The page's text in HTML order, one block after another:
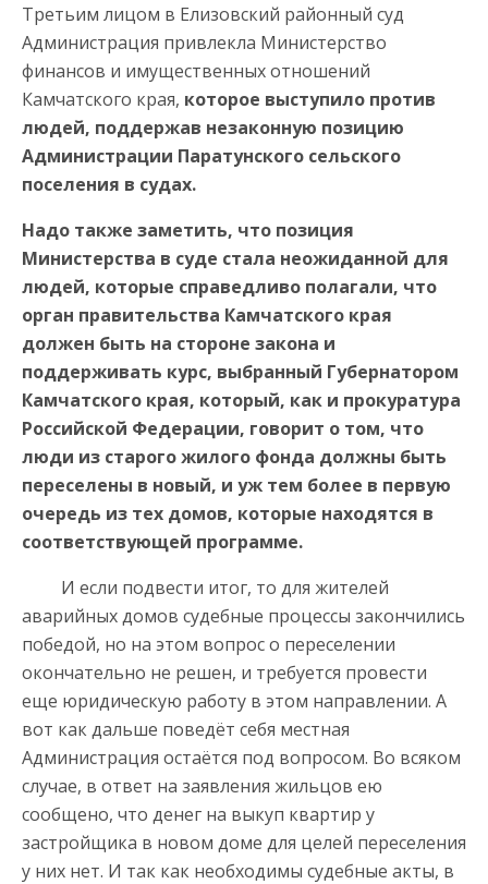
Третьим лицом в Елизовский районный суд
Администрация привлекла Министерство
финансов и имущественных отношений
Камчатского края, которое выступило против
людей, поддержав незаконную позицию
Администрации Паратунского сельского
поселения в судах.
Надо также заметить, что позиция
Министерства в суде стала неожиданной для
людей, которые справедливо полагали, что
орган правительства Камчатского края
должен быть на стороне закона и
поддерживать курс, выбранный Губернатором
Камчатского края, который, как и прокуратура
Российской Федерации, говорит о том, что
люди из старого жилого фонда должны быть
переселены в новый, и уж тем более в первую
очередь из тех домов, которые находятся в
соответствующей программе.
И если подвести итог, то для жителей
аварийных домов судебные процессы закончились
победой, но на этом вопрос о переселении
окончательно не решен, и требуется провести
еще юридическую работу в этом направлении. А
вот как дальше поведёт себя местная
Администрация остаётся под вопросом. Во всяком
случае, в ответ на заявления жильцов ею
сообщено, что денег на выкуп квартир у
застройщика в новом доме для целей переселения
у них нет. И так как необходимы судебные акты, в